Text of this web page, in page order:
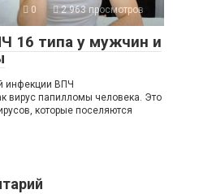
0
2 963 просмотров
16 типа у мужчин и
инфекции ВПЧ
вирус папилломы человека. Это
которые поселяются